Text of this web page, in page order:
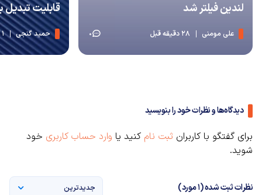
لندین فیلتر شد
علی مومنی 28 دقیقه قبل 0
قابلیت تبدیل
حمید گنجی 1 ساعت قبل
دیدگاه‌ها و نظرات خود را بنویسید
برای گفتگو با کاربران ثبت نام کنید یا وارد حساب کاربری خود
شوید.
نظرات ثبت شده (1 مورد) جدیدترین